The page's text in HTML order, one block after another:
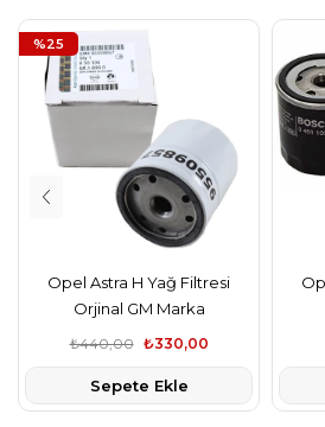
Opel Astra H Yağ Filtresi
Orjinal GM Marka
₺330,00
₺440,00
Sepete Ekle
%25